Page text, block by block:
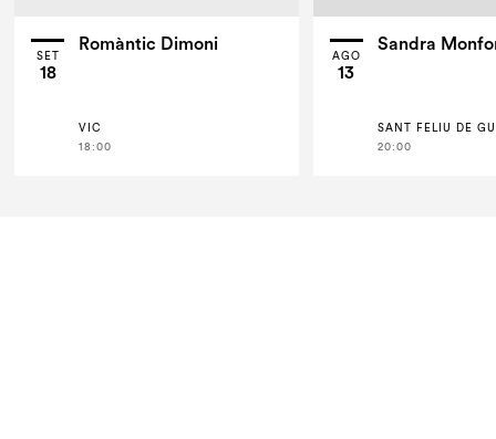
SET
18
Romàntic Dimoni
VIC
18:00
AGO
13
Sandra
SANT FELIU DE
20:00